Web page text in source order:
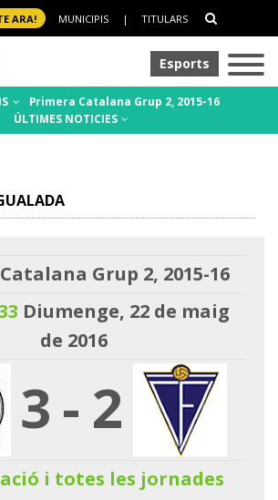
ARA! MUNICIPIS | TITULARS
Esports
Primera Catalana Grup 2, 2015-16
ÚLTIMES NOTICIES
Grup 2, 2015-16
Diumenge, 22 de maig
de 2016
3- 2
i totes les jornades